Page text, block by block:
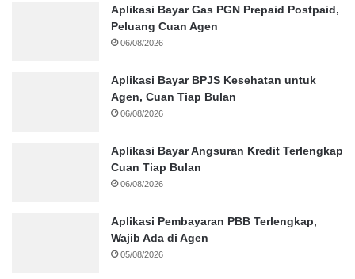
Aplikasi Bayar Gas PGN Prepaid Postpaid,
Peluang Cuan Agen
06/08/2026
Aplikasi Bayar BPJS Kesehatan untuk
Agen, Cuan Tiap Bulan
06/08/2026
Aplikasi Bayar Angsuran Kredit Terlengkap
Cuan Tiap Bulan
06/08/2026
Aplikasi Pembayaran PBB Terlengkap,
Wajib Ada di Agen
05/08/2026